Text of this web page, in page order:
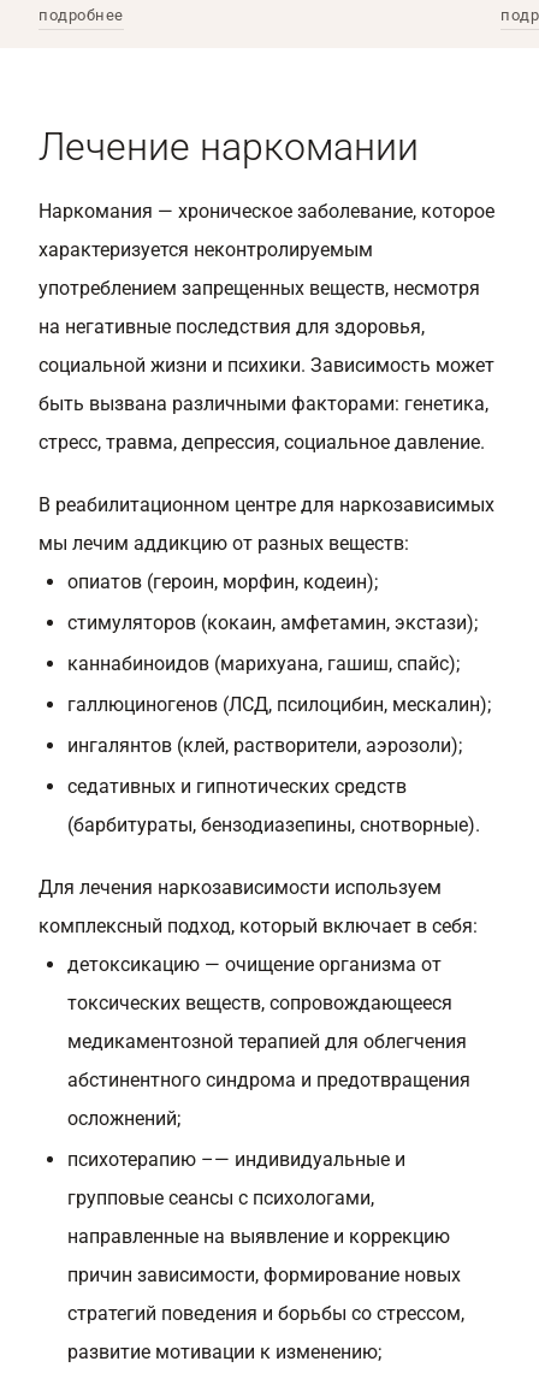
подробнее
Лечение наркомании
Наркомания — хроническое заболевание, которое
характеризуется неконтролируемым
употреблением запрещенных веществ, несмотря
на негативные последствия для здоровья,
социальной жизни и психики. Зависимость может
быть вызвана различными факторами: генетика,
стресс, травма, депрессия, социальное давление.
В реабилитационном центре для наркозависимых
мы лечим аддикцию от разных веществ:
опиатов (героин, морфин, кодеин);
стимуляторов (кокаин, амфетамин, экстази);
каннабиноидов (марихуана, гашиш, спайс);
галлюциногенов (ЛСД, псилоцибин, мескалин);
ингалянтов (клей, растворители, аэрозоли);
седативных и гипнотических средств
(барбитураты, бензодиазепины, снотворные).
Для лечения наркозависимости используем
комплексный подход, который включает в себя:
детоксикацию — очищение организма от
токсических веществ, сопровождающееся
медикаментозной терапией для облегчения
абстинентного синдрома и предотвращения
осложнений;
психотерапию –— индивидуальные и
групповые сеансы с психологами,
направленные на выявление и коррекцию
причин зависимости, формирование новых
стратегий поведения и борьбы со стрессом,
развитие мотивации к изменению;